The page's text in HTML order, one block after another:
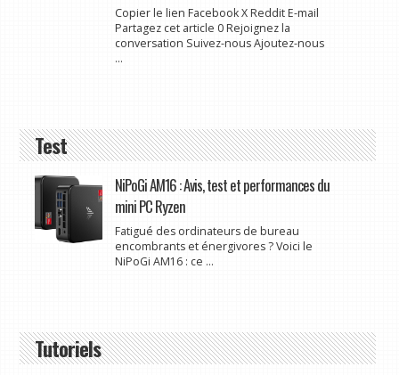
Copier le lien Facebook X Reddit E-mail
Partagez cet article 0 Rejoignez la
conversation Suivez-nous Ajoutez-nous
...
Test
NiPoGi AM16 : Avis, test et performances du
mini PC Ryzen
Fatigué des ordinateurs de bureau
encombrants et énergivores ? Voici le
NiPoGi AM16 : ce ...
Tutoriels